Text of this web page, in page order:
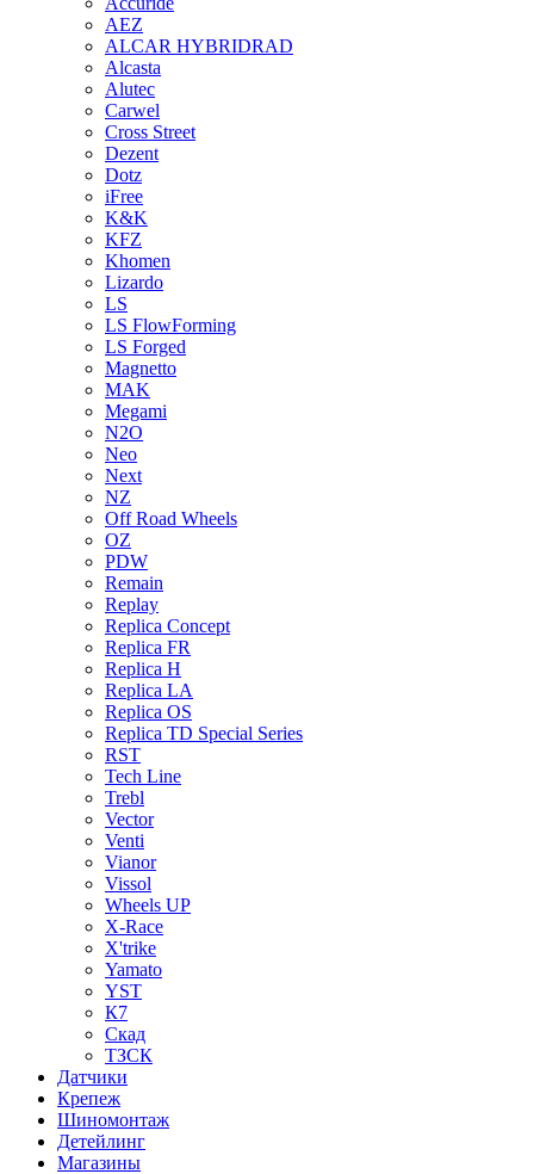
AEZ
ALCAR HYBRIDRAD
Alcasta
Alutec
Carwel
Cross Street
Dezent
Dotz
iFree
K&K
KFZ
Khomen
Lizardo
LS
LS FlowForming
LS Forged
Magnetto
MAK
Megami
N2O
Neo
Next
NZ
Off Road Wheels
OZ
PDW
Remain
Replay
Replica Concept
Replica FR
Replica H
Replica LA
Replica OS
Replica TD Special Series
RST
Tech Line
Trebl
Vector
Venti
Vianor
Vissol
Wheels UP
X-Race
X'trike
Yamato
YST
К7
Скад
ТЗСК
Датчики
Крепеж
Шиномонтаж
Детейлинг
Магазины